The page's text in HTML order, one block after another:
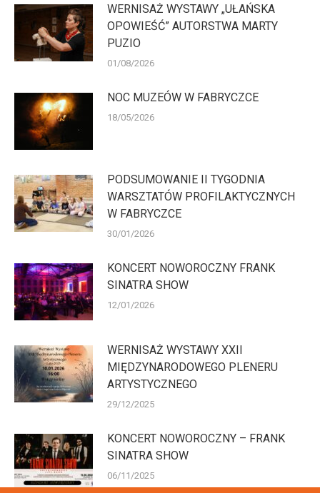
WERNISAŻ WYSTAWY „UŁAŃSKA
OPOWIEŚĆ” AUTORSTWA MARTY
PUZIO
01/08/2026
NOC MUZEÓW W FABRYCZCE
18/05/2026
PODSUMOWANIE II TYGODNIA
WARSZTATÓW PROFILAKTYCZNYCH
W FABRYCZCE
30/01/2026
KONCERT NOWOROCZNY FRANK
SINATRA SHOW
12/01/2026
WERNISAŻ WYSTAWY XXII
MIĘDZYNARODOWEGO PLENERU
ARTYSTYCZNEGO
29/12/2025
KONCERT NOWOROCZNY – FRANK
SINATRA SHOW
06/11/2025